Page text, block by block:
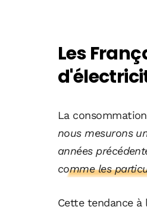
Les
La
nous mesurons
années
comme les
Cette tendance à